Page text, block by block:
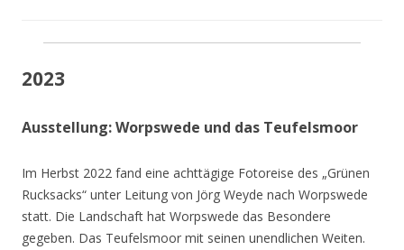
2023
Ausstellung: Worpswede und das Teufelsmoor
Im Herbst 2022 fand eine achttägige Fotoreise des „Grünen
Rucksacks“ unter Leitung von Jörg Weyde nach Worpswede
statt. Die Landschaft hat Worpswede das Besondere
gegeben. Das Teufelsmoor mit seinen unendlichen Weiten.